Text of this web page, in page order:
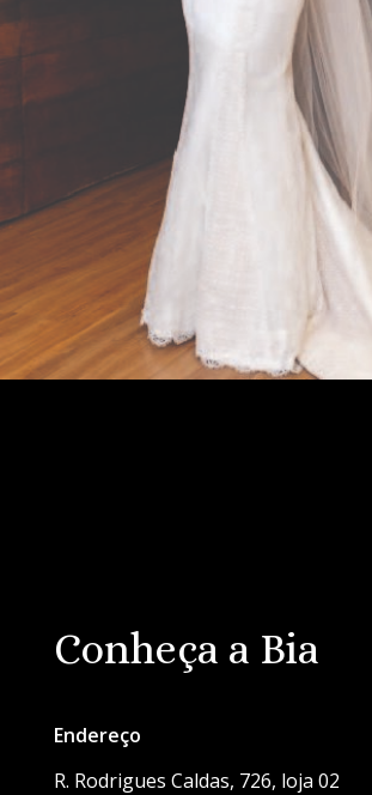
Conheça a Bia
Endereço
R. Rodrigues Caldas, 726, loja 02